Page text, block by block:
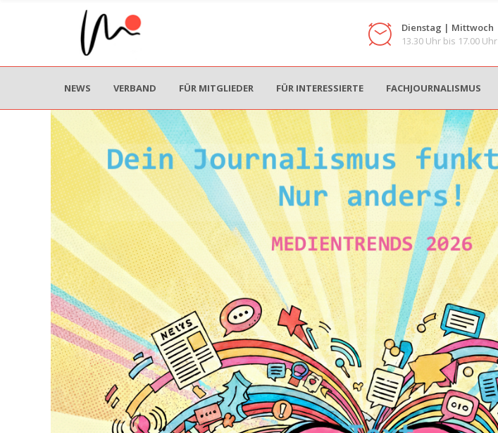
Dienstag | Mittwoch
13.30 Uhr bis 17.00 Uhr
NEWS VERBAND FÜR MITGLIEDER FÜR INTERESSIERTE FACHJOURNALISMUS